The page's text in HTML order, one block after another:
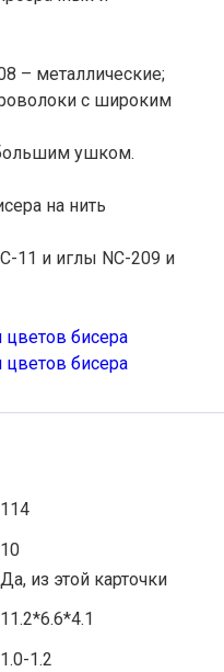
– металлические;
с широким
ушком.
на нить
11 и иглы NC-209 и
бисера
бисера
114
10
Да, из этой карточки
11.2*6.6*4.1
1.0-1.2